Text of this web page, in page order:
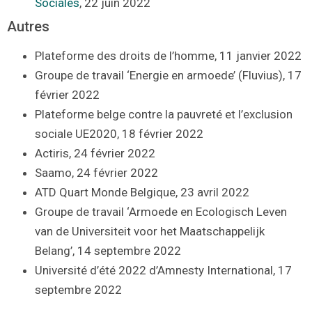
Autres
Plateforme des droits de l’homme, 11 janvier 2022
Groupe de travail ‘Energie en armoede’ (Fluvius), 17
février 2022
Plateforme belge contre la pauvreté et l’exclusion
sociale UE2020, 18 février 2022
Actiris, 24 février 2022
Saamo, 24 février 2022
ATD Quart Monde Belgique, 23 avril 2022
Groupe de travail ‘Armoede en Ecologisch Leven
van de Universiteit voor het Maatschappelijk
Belang’, 14 septembre 2022
Université d’été 2022 d’Amnesty International, 17
septembre 2022